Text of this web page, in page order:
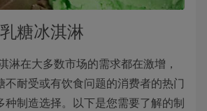
糖冰淇淋
淋在大多数市场的需求都在激增，
不耐受或有饮食问题的消费者的热门
种制造选择。以下是您需要了解的制